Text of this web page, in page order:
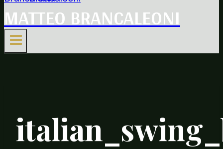
MATTEO BRANCALEONI